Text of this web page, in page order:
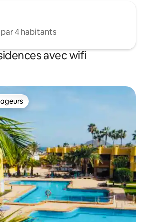
4 habitants
avec wifi